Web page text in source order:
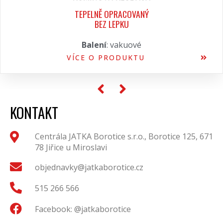
TEPELNĚ OPRACOVANÝ
BEZ LEPKU
Balení: vakuové
VÍCE O PRODUKTU
KONTAKT
Centrála JATKA Borotice s.r.o., Borotice 125, 671
78 Jiřice u Miroslavi
objednavky@jatkaborotice.cz
515 266 566
Facebook: @jatkaborotice